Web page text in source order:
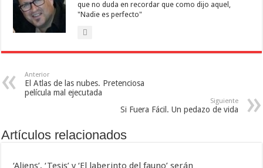
que no duda en recordar que como dijo aquel,
"Nadie es perfecto"
Anterior
El Atlas de las nubes. Pretenciosa
película mal ejecutada
Siguiente
Si Fuera Fácil. Un pedazo de vida
Artículos relacionados
‘Aliens’, ‘Tesis’ y ‘El laberinto del fauno’ serán